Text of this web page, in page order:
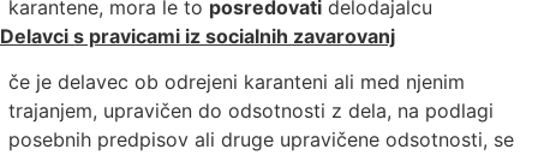
karantene, mora le to posredovati delodajalcu
Delavci s pravicami iz socialnih zavarovanj
če je delavec ob odrejeni karanteni ali med njenim
trajanjem, upravičen do odsotnosti z dela, na podlagi
posebnih predpisov ali druge upravičene odsotnosti, se